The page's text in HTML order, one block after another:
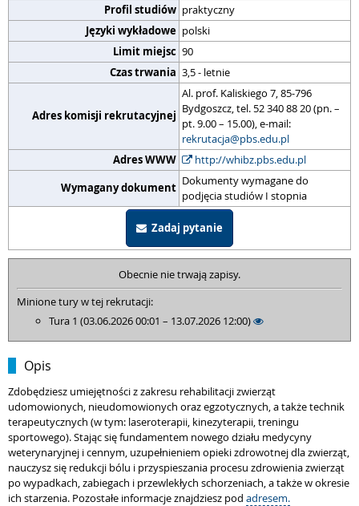
Profil studiów praktyczny
Języki wykładowe polski
Limit miejsc 90
Czas trwania 3,5 - letnie
Adres komisji rekrutacyjnej
Al. prof. Kaliskiego 7, 85-796
Bydgoszcz, tel. 52 340 88 20 (pn. –
pt. 9.00 – 15.00), e-mail:
rekrutacja@pbs.edu.pl
Adres WWW
http://whibz.pbs.edu.pl
Wymagany dokument Dokumenty wymagane do
podjęcia studiów I stopnia
Zadaj pytanie
Obecnie nie trwają zapisy.
Minione tury w tej rekrutacji:
Tura 1 (03.06.2026 00:01 – 13.07.2026 12:00)
Opis
Zdobędziesz umiejętności z zakresu rehabilitacji zwierząt
udomowionych, nieudomowionych oraz egzotycznych, a także technik
terapeutycznych (w tym: laseroterapii, kinezyterapii, treningu
sportowego). Stając się fundamentem nowego działu medycyny
weterynaryjnej i cennym, uzupełnieniem opieki zdrowotnej dla zwierząt,
nauczysz się redukcji bólu i przyspieszania procesu zdrowienia zwierząt
po wypadkach, zabiegach i przewlekłych schorzeniach, a także w okresie
ich starzenia. Pozostałe informacje znajdziesz pod adresem.